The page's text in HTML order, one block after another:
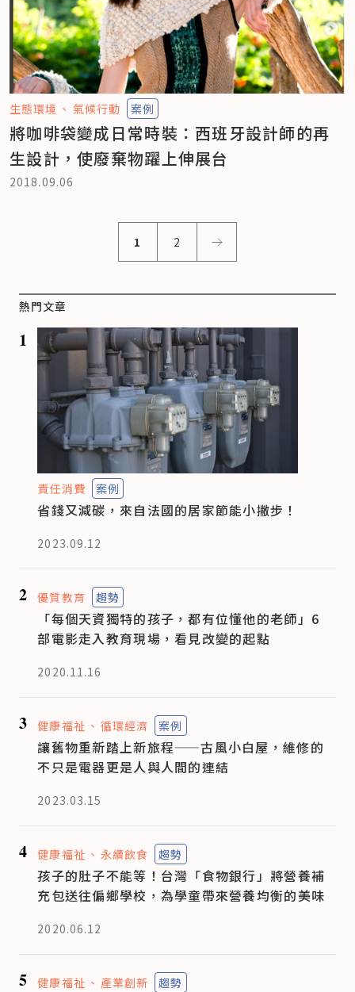
生態環境 氣候行動 案例
將咖啡袋變成日常時裝：西班牙設計師的再
生設計，使廢棄物躍上伸展台
2018.09.06
1 2
熱門文章
1
責任消費 案例
省錢又減碳，來自法國的居家節能小撇步！
2023.09.12
2 優質教育 趨勢
「每個天資獨特的孩子，都有位懂他的老師」6
部電影走入教育現場，看見改變的起點
2020.11.16
3 健康福祉 循環經濟 案例
讓舊物重新踏上新旅程——古風小白屋，維修的
不只是電器更是人與人間的連結
2023.03.15
4 健康福祉 永續飲食 趨勢
孩子的肚子不能等！台灣「食物銀行」將營養補
充包送往偏鄉學校，為學童帶來營養均衡的美味
2020.06.12
5 健康福祉 產業創新 趨勢